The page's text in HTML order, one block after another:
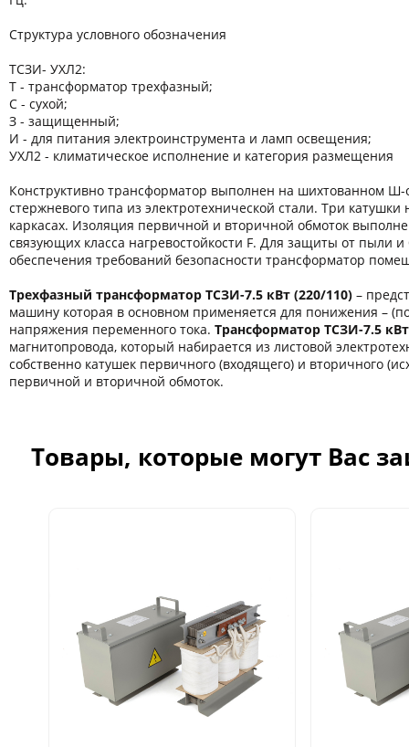
Структура условного обозначения
ТСЗИ- УХЛ2:
Т - трансформатор трехфазный;
С - сухой;
З - защищенный;
И - для питания электроинструмента и ламп освещения;
УХЛ2 - климатическое исполнение и категория размещения
Конструктивно трансформатор выполнен на шихтованном Ш-
стержневого типа из электротехнической стали. Три
каркасах. Изоляция первичной и вторичной обмоток
связующих класса нагревостойкости F. Для защиты от пыли и
обеспечения требований безопасности трансформатор
Трехфазный трансформатор ТСЗИ-7.5 кВт (220/110) –
машину которая в основном применяется для понижения –
напряжения переменного тока. Трансформатор ТСЗИ-7.5
магнитопровода, который набирается из листовой
собственно катушек первичного (входящего) и вторичного
первичной и вторичной обмоток.
Товары, которые могут Вас